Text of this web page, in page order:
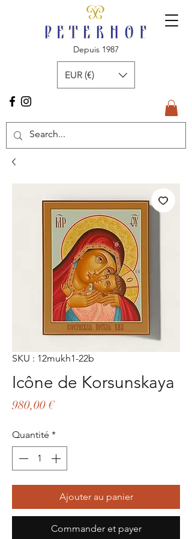
Depuis 1987
EUR (€)
SKU : 12mukh1-22b
Icône de Korsunskaya
980,00 €Prix
Quantité *
Ajouter au panier
Commander et payer